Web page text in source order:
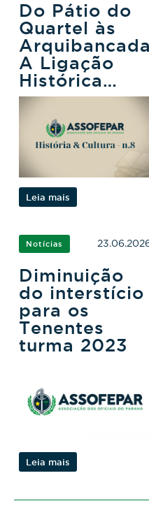
Do Pátio do
Quartel às
A Ligação
Histórica
entre a PMPR
e o Futebol
Leia mais
Notícias
Diminuição
do interstício
para os
Tenentes
turma 2023
Leia mais